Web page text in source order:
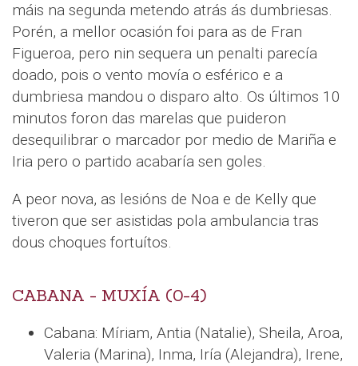
máis na segunda metendo atrás ás dumbriesas.
Porén, a mellor ocasión foi para as de Fran
Figueroa, pero nin sequera un penalti parecía
doado, pois o vento movía o esférico e a
dumbriesa mandou o disparo alto. Os últimos 10
minutos foron das marelas que puideron
desequilibrar o marcador por medio de Mariña e
Iria pero o partido acabaría sen goles.
A peor nova, as lesións de Noa e de Kelly que
tiveron que ser asistidas pola ambulancia tras
dous choques fortuítos.
CABANA - MUXÍA (0-4)
Cabana: Míriam, Antia (Natalie), Sheila, Aroa,
Valeria (Marina), Inma, Iría (Alejandra), Irene,